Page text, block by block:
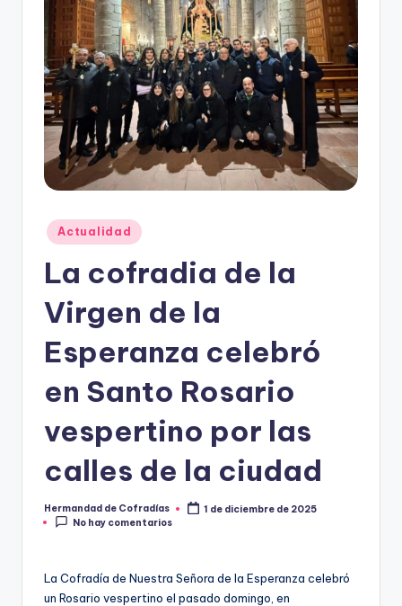
Publicado
en
Actualidad
La cofradia de la
Virgen de la
Esperanza celebró
en Santo Rosario
vespertino por las
calles de la ciudad
Publicado
por
Hermandad de Cofradías
1 de diciembre de 2025
No hay comentarios
La Cofradía de Nuestra Señora de la Esperanza celebró
un Rosario vespertino el pasado domingo, en